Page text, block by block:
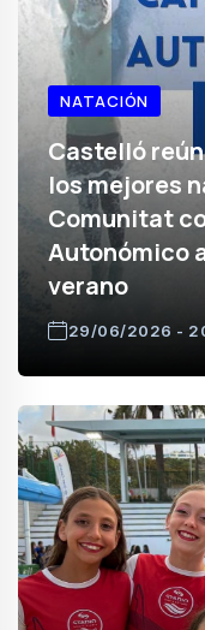
NATACIÓN
Castelló
los mejores
Comunitat
Autonómico
verano
29/06/2026 -